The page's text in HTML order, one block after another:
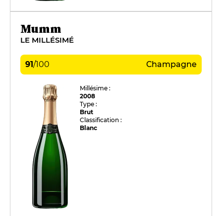
Mumm
LE MILLÉSIMÉ
91/100 Champagne
Millésime :
2008
Type :
Brut
Classification :
Blanc